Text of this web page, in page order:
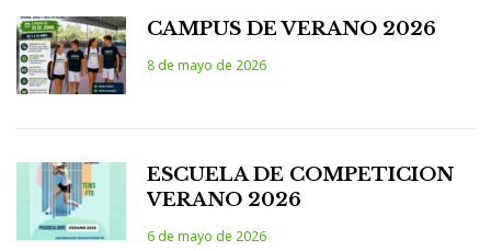
CAMPUS DE VERANO 2026
8 de mayo de 2026
ESCUELA DE COMPETICION
VERANO 2026
6 de mayo de 2026